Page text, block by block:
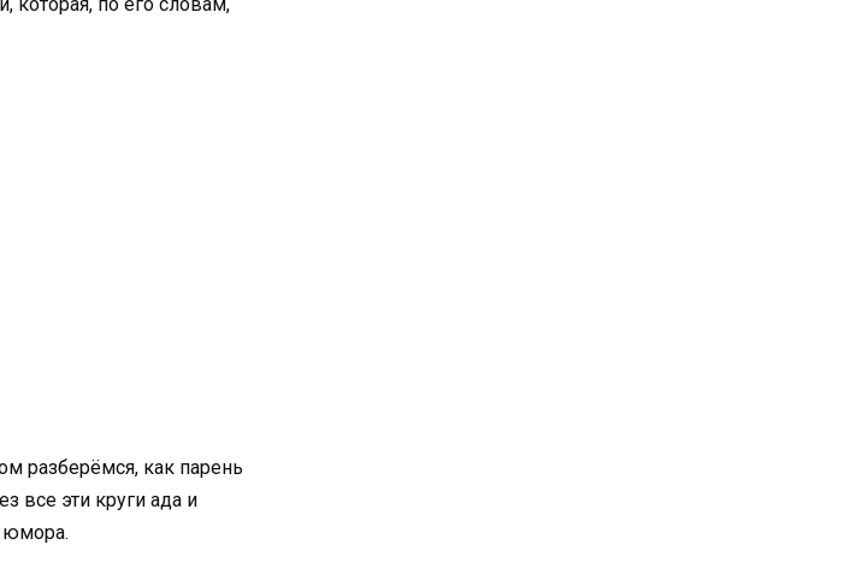
разберёмся, как парень
все эти круги ада и
юмора.